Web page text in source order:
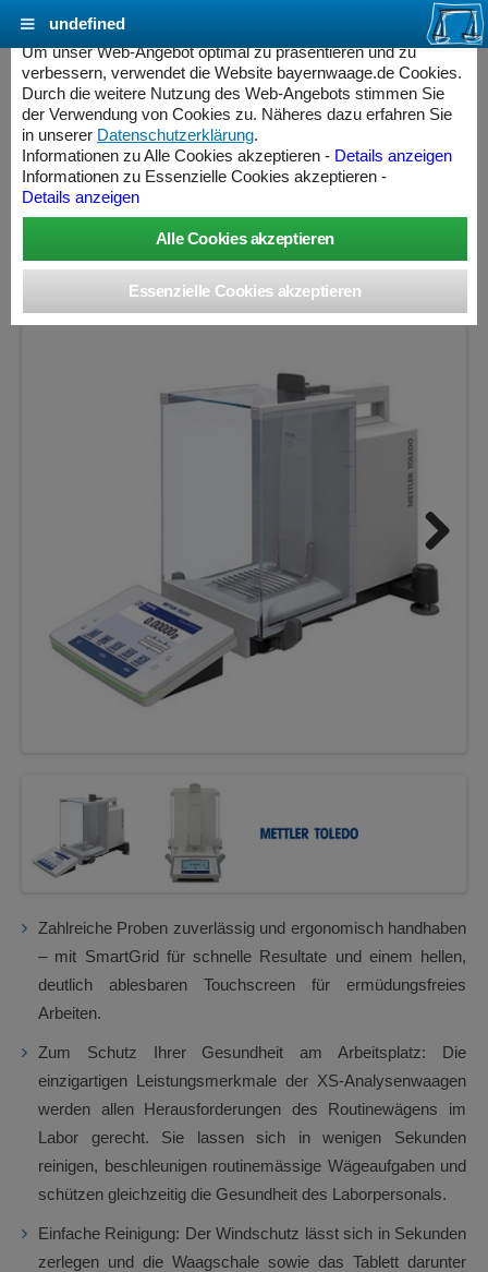
METTLER-TOLEDO Analysenwaage
Excellence XS104/M
» Produkt nicht mehr lieferbar «
Wägebereich: 120 g, Ablesbarkeit: 0,1 mg, Eichschritt: 1
Next
Zahlreiche Proben zuverlässig und ergonomisch handhaben
– mit SmartGrid für schnelle Resultate und einem hellen,
deutlich ablesbaren Touchscreen für ermüdungsfreies
Arbeiten.
Zum Schutz Ihrer Gesundheit am Arbeitsplatz: Die
einzigartigen Leistungsmerkmale der XS-Analysenwaagen
werden allen Herausforderungen des Routinewägens im
Labor gerecht. Sie lassen sich in wenigen Sekunden
reinigen, beschleunigen routinemässige Wägeaufgaben und
schützen gleichzeitig die Gesundheit des Laborpersonals.
Einfache Reinigung: Der Windschutz lässt sich in Sekunden
zerlegen und die Waagschale sowie das Tablett darunter
Cookie Einstellungen - bayernwaage.de
Um unser Web-Angebot optimal zu präsentieren und zu
verbessern, verwendet die Website bayernwaage.de Cookies.
Durch die weitere Nutzung des Web-Angebots stimmen Sie
der Verwendung von Cookies zu. Näheres dazu erfahren Sie
in unserer Datenschutzerklärung.
Informationen zu Alle Cookies akzeptieren - Details anzeigen
Informationen zu Essenzielle Cookies akzeptieren -
Details anzeigen
undefined